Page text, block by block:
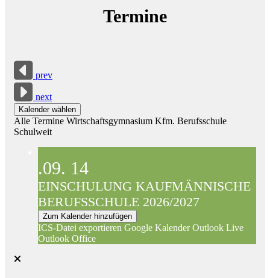
Termine
prev
next
Kalender wählen
Alle Termine Wirtschaftsgymnasium Kfm. Berufsschule
Schulweit
.09. 14
EINSCHULUNG KAUFMÄNNISCHE
BERUFSSCHULE 2026/2027
Zum Kalender hinzufügen
ICS-Datei exportieren Google KalenderOutlook Live
Outlook Office